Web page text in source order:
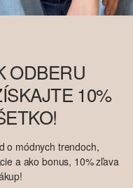
ODBERU
10%
o módnych trendoch,
a ako bonus, 10% zľava